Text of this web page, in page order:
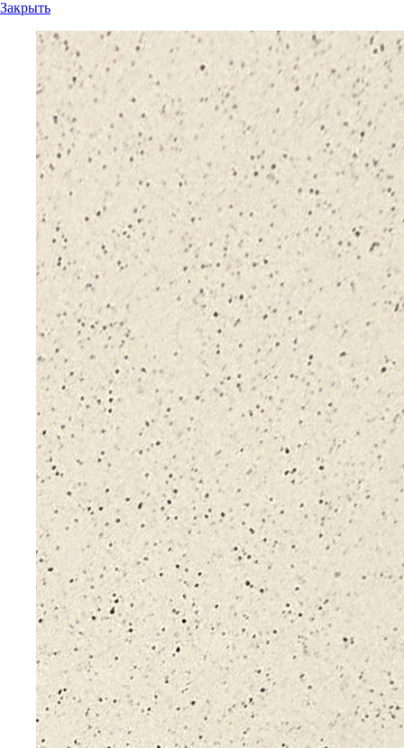
Закрыть